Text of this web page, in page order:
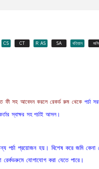
CS CT R AS SA খতিয়ান
ফী সহ আবেদন করলে রেকর্ড রুম থেকে পর্চা
স্বাক্ষর সহ পর্চাই আসল ।
পর্চা প্রয়োজন হয় । বিশেষ করে জমি কেনা
রের্কডরুমে যোগাযোগ করা যেতে পারে ।